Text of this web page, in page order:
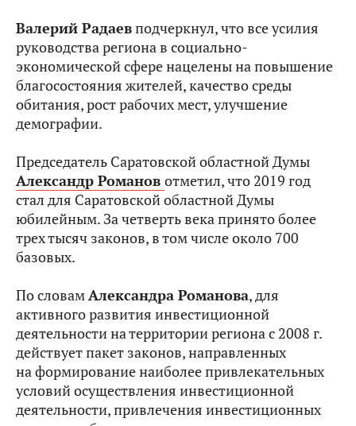
Валерий Радаевподчеркнул, что все усилия
руководства региона в социально-
экономической сфере нацелены на повышение
благосостояния жителей, качество среды
обитания, рост рабочих мест, улучшение
демографии.
Председатель Саратовской областной Думы
Александр Романов отметил, что 2019 год
стал для Саратовской областной Думы
юбилейным. За четверть века принято более
трех тысяч законов, в том числе около 700
базовых.
По словамАлександра Романова, для
активного развития инвестиционной
деятельности на территории региона с 2008 г.
действует пакет законов, направленных
на формирование наиболее привлекательных
условий осуществления инвестиционной
деятельности, привлечения инвестиционных